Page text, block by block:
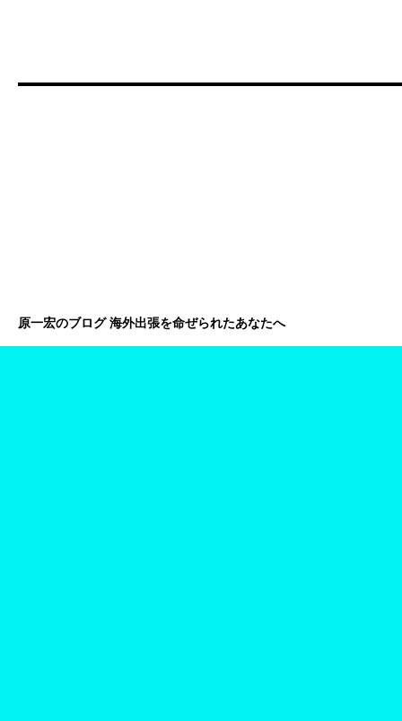
原一宏のブログ 海外出張を命ぜられたあなたへ